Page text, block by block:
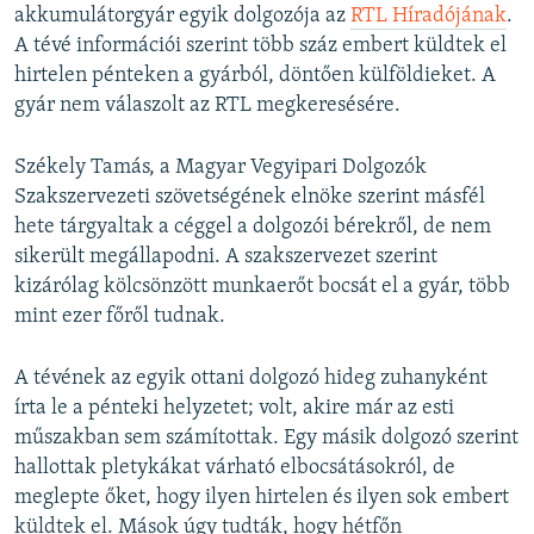
akkumulátorgyár egyik dolgozója az RTL Híradójának.
A tévé információi szerint több száz embert küldtek el
hirtelen pénteken a gyárból, döntően külföldieket. A
gyár nem válaszolt az RTL megkeresésére.
Székely Tamás, a Magyar Vegyipari Dolgozók
Szakszervezeti szövetségének elnöke szerint másfél
hete tárgyaltak a céggel a dolgozói bérekről, de nem
sikerült megállapodni. A szakszervezet szerint
kizárólag kölcsönzött munkaerőt bocsát el a gyár, több
mint ezer főről tudnak.
A tévének az egyik ottani dolgozó hideg zuhanyként
írta le a pénteki helyzetet; volt, akire már az esti
műszakban sem számítottak. Egy másik dolgozó szerint
hallottak pletykákat várható elbocsátásokról, de
meglepte őket, hogy ilyen hirtelen és ilyen sok embert
küldtek el. Mások úgy tudták, hogy hétfőn